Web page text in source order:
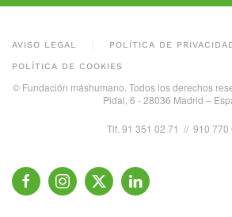
AVISO LEGAL POLÍTICA DE
POLÍTICA DE COOKIES
© Fundación máshumano. Todos los derechos
Pidal, 6 - 28036 Madrid –
Tlf. 91 351 02 71 // 910 770